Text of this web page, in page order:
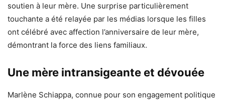
soutien à leur mère. Une surprise particulièrement
touchante a été relayée par les médias lorsque les filles
ont célébré avec affection l’anniversaire de leur mère,
démontrant la force des liens familiaux.
Une mère intransigeante et dévouée
Marlène Schiappa, connue pour son engagement politique